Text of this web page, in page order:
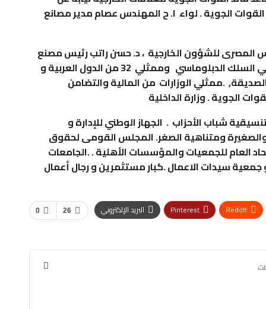
الجوية . لواء ا. ح المهندس عصام مدير مصانع
المصرى للشؤون الخارجية ، د. حسن راتب رئيس مصنع
سيناء للأسمنت الأبيض ، السادة السفراء و ممثلي السلك الدبلوماسي وممثلي 32 من الدول العربية و
.ممثلي الوزارات من المالية والتضامن
الجوية . وزارة الداخلية
شباب الأحزاب . الجهاز الوطني للإدارة و
ومتناهية الصغر. المجلس القومى لحقوق
العام للجمعيات والمؤسسات الأهلية . .الجامعات
جمعية سيدات الاعمال .كبار مستثمرين و رجال أعمال
0 26 ReddIt
Pinterest البريد الإلكتروني